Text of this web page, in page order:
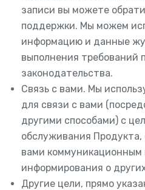
записи вы можете
поддержки. Мы можем
информацию и данные
выполнения требований
законодательства.
Связь с вами. Мы
для связи с вами
другими способами) с
обслуживания
вами
информирования о
Другие цели, прямо